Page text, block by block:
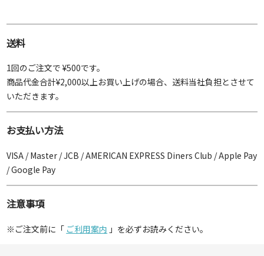
送料
1回のご注文で ¥500です。
商品代金合計¥2,000以上お買い上げの場合、送料当社負担とさせて
いただきます。
お支払い方法
VISA / Master / JCB / AMERICAN EXPRESS Diners Club / Apple Pay
/ Google Pay
注意事項
※ご注文前に「 ご利用案内 」を必ずお読みください。